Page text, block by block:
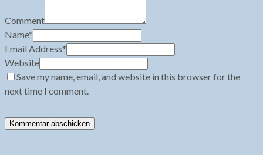
Comment
Name*
Email Address*
Website
Save my name, email, and website in this browser for the
next time I comment.